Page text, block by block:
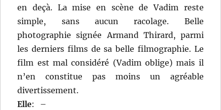
en deçà. La mise en scène de Vadim reste
simple, sans aucun racolage. Belle
photographie signée Armand Thirard, parmi
les derniers films de sa belle filmographie. Le
film est mal considéré (Vadim oblige) mais il
n’en constitue pas moins un agréable
divertissement.
Elle:
–